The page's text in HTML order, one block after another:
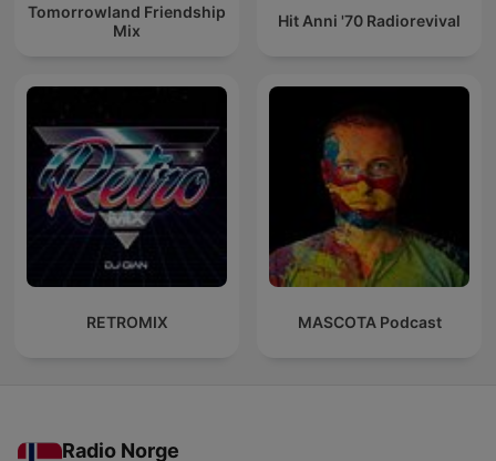
Tomorrowland Friendship
Mix
Hit Anni '70 Radiorevival
RETROMIX MASCOTA Podcast
Radio Norge